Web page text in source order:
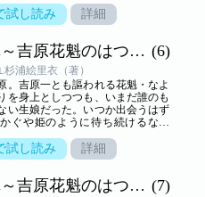
の花魁が知った“初めての恋”を
試し読み 詳細
十六夜綺譚～吉原花魁のはつ恋～ 分冊版 (6)
浦絵里衣（著）
。吉原一とも謳われる花魁・なよ
を身上としつつも、いまだ誰のも
い生娘だった。いつか出会うはず
ぐや姫のように待ち続けるなよ
の花魁が知った“初めての恋”を
試し読み 詳細
十六夜綺譚～吉原花魁のはつ恋～ 分冊版 (7)